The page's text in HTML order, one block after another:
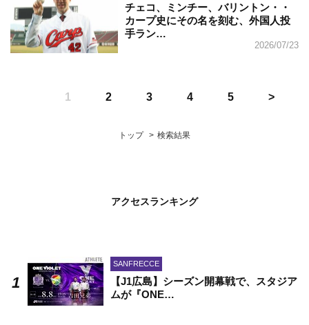
チェコ、ミンチー、バリントン・・
カープ史にその名を刻む、外国人投
手ラン…
2026/07/23
1 2 3 4 5
トップ 検索結果
アクセスランキング
SANFRECCE
【J1広島】シーズン開幕戦で、スタジア
ムが『ONE…